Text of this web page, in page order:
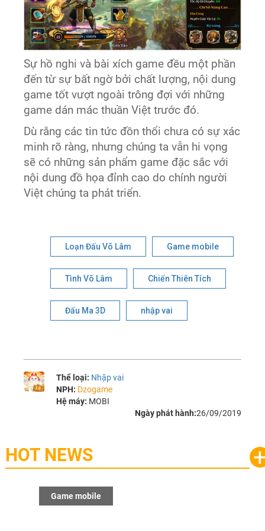
Sự hồ nghi và bài xích game đều một phần
đến từ sự bất ngờ bởi chất lượng, nội dung
game tốt vượt ngoài trông đợi với những
game dán mác thuần Việt trước đó.
Dù rằng các tin tức đồn thổi chưa có sự xác
minh rõ ràng, nhưng chúng ta vẫn hi vọng
sẽ có những sản phẩm game đặc sắc với
nội dung đồ họa đỉnh cao do chính người
Việt chúng ta phát triển.
Loạn Đấu Võ Lâm Game mobile
Tình Võ Lâm Chiến Thiên Tích
Đấu Ma 3D nhập vai
Thể loại: Nhập vai
NPH: Dzogame
Hệ máy: MOBI
Ngày phát hành:26/09/2019
HOT NEWS
Game mobile